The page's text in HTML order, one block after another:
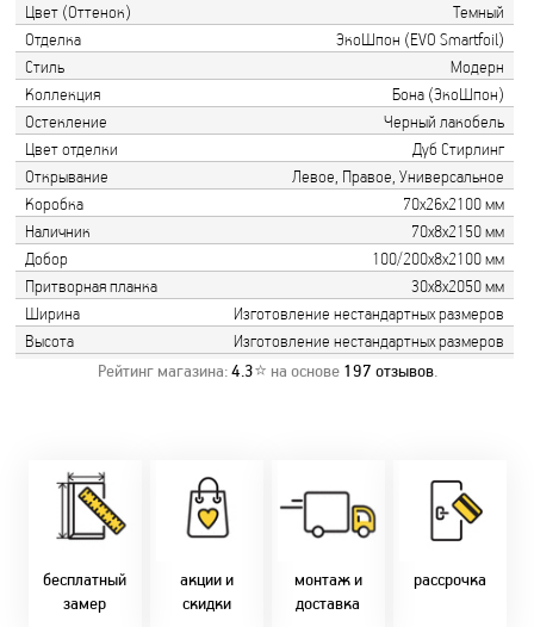
Цвет (Оттенок)
Темный
Отделка
ЭкоШпон (EVO Smartfoil)
Стиль
Модерн
Коллекция
Бона (ЭкоШпон)
Остекление
Черный лакобель
Цвет отделки
Дуб Стирлинг
Открывание
Левое, Правое, Универсальное
Коробка
70х26х2100 мм
Наличник
70х8х2150 мм
Добор
100/200х8х2100 мм
Притворная планка
30х8х2050 мм
Ширина
Изготовление нестандартных размеров
Высота
Изготовление нестандартных размеров
Рейтинг магазина:4.3⭐ на основе 197 отзывов.
бесплатный
замер
Замер бесплатно!
Оперативно!
День-в-день или
на следующий!
заказать по
10-40, (Viber)
акции и
скидки
Скидки:
-новоселам - 2%
-многодетным -
2%
наличными - 10%
монтаж и
доставка
фурнитуры.
Качественный
монтаж дверей,
окон и мебели.
Беларуси.
В удобное для Вас
рассрочка
Микс
2-36 мес
Магнит-5 мес.
Смарт - 4 мес.
FUN - 4 мес.